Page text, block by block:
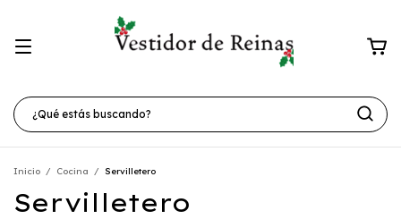
Inicio / Cocina / Servilletero
Servilletero